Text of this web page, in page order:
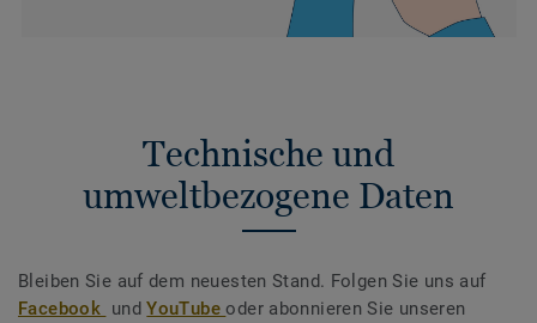
Technische und
umweltbezogene Daten
Bleiben Sie auf dem neuesten Stand. Folgen Sie uns auf
Facebook undYouTubeoder abonnieren Sie unseren